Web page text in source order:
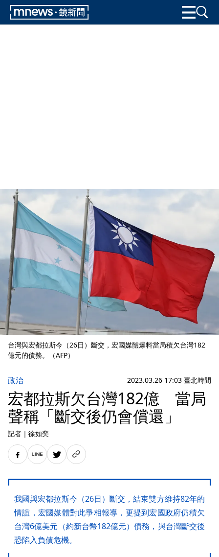
台灣與宏都拉斯今（26日）斷交，宏國媒體爆料當局積欠台灣182
億元的債務。（AFP）
政治 2023.03.26 17:03 臺北時間
宏都拉斯欠台灣182億 當局
聲稱「斷交後仍會償還」
記者 ｜ 徐如奕
我國與宏都拉斯今（26日）斷交，結束雙方維持82年的
情誼，宏國媒體對此爭相報導，更提到宏國政府仍積欠
台灣6億美元（約新台幣182億元）債務，與台灣斷交後
恐陷入負債危機。